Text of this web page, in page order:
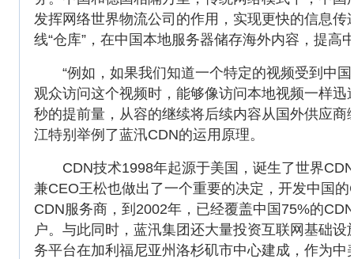
发挥网络世界物流公司的作用，实现更快的信息
线“仓库”，在中国本地服务器储存海外内容，提高
“例如，如果我们知道一个特定的视频受到中国
观众访问这个视频时，能够像访问本地视频一样
秒的提前量，从容的继续将后续内容从国外供应
江特别举例了蓝汛CDN的运用原理。
CDN技术1998年起源于美国，诞生了世界CDN
兼CEO王松也做出了一个重要的决定，开发中国
CDN服务商，到2002年，已经覆盖中国75%的
户。与此同时，蓝汛集团还大量投资互联网基础
务平台在加利福尼亚州洛杉矶市中心建成，作为